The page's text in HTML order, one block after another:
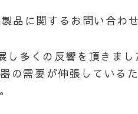
品に関するお問い合わ
し多くの反響を頂きま
の需要が伸張しているた